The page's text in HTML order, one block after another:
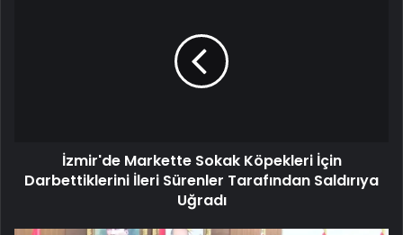
Uğradı
İzmir'de Markette Sokak Köpekleri İçin
Darbettiklerini İleri Sürenler Tarafından Saldırıya
Uğradı